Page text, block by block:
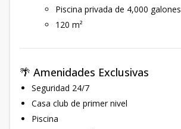
Piscina privada de 4,000 galones
120 m²
🌴 Amenidades Exclusivas
Seguridad 24/7
Casa club de primer nivel
Piscina